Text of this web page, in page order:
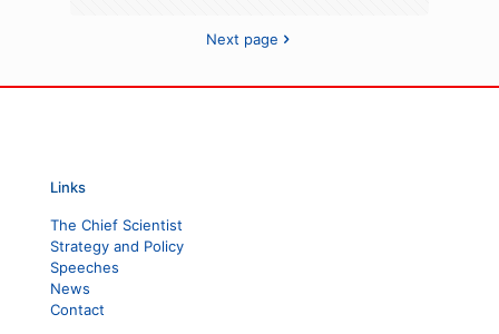
Next page
Links
The Chief Scientist
Strategy and Policy
Speeches
News
Contact